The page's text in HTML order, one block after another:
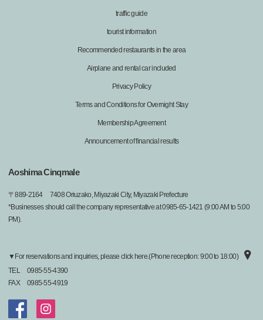
traffic guide
tourist information
Recommended restaurants in the area
Airplane and rental car included
Privacy Policy
Terms and Conditions for Overnight Stay
Membership Agreement
Announcement of financial results
Aoshima Cinqmale
〒889-2164
7408 Oriuzako, Miyazaki City, Miyazaki Prefecture
*Businesses should call the company representative at 0985-65-1421 (9:00 AM to 5:00
PM).
▼For reservations and inquiries, please click here.(Phone reception: 9:00 to 18:00)
TEL
0985-55-4390
FAX
0985-55-4919